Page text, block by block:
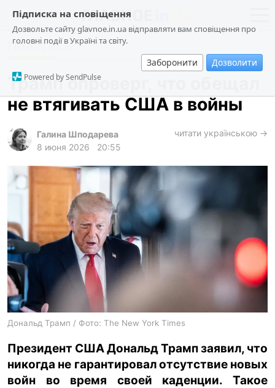
Підписка на сповіщення
Дозвольте сайту glavnoe.in.ua відправляти вам сповіщення про
головні події в Україні та світу.
Заборонити Дозволити
Powered by SendPulse
новости
о проекте
общество
происшествия
криминал
спорт
лонгриды
харьков
архив
gambling
ua ru
Политика
Трамп опроверг, что обещал
не втягивать США в войны
Галина Шподарева
8 июня 2026
20:55
читати українською →
Дональд Трамп / Фото: The New York Times
Президент США Дональд Трамп заявил, что
никогда не гарантировал отсутствие новых
войн во время своей каденции. Такое